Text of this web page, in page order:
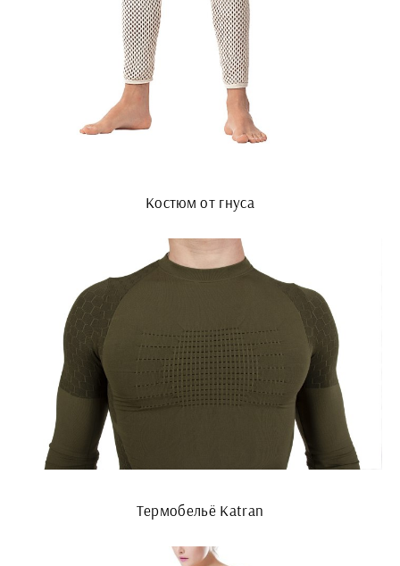
Костюм от гнуса
Термобельё Katran